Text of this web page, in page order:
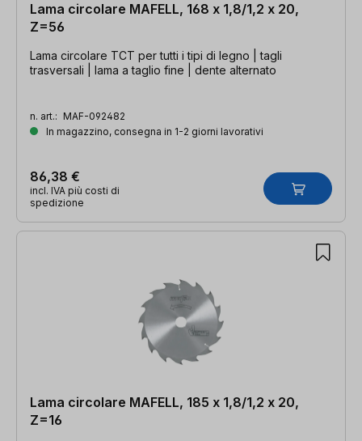
Lama circolare MAFELL, 168 x 1,8/1,2 x 20,
Z=56
Lama circolare TCT per tutti i tipi di legno | tagli
trasversali | lama a taglio fine | dente alternato
n. art.: MAF-092482
In magazzino, consegna in 1-2 giorni lavorativi
86,38 €
incl. IVA più costi di
spedizione
Lama circolare MAFELL, 185 x 1,8/1,2 x 20,
Z=16